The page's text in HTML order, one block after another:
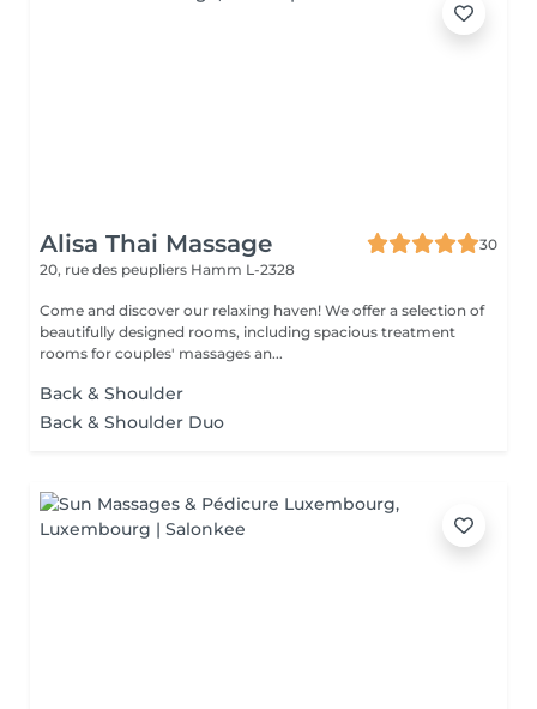
Alisa Thai Massage
30
20, rue des peupliers Hamm L-2328
Come and discover our relaxing haven! We offer a selection of
beautifully designed rooms, including spacious treatment
rooms for couples' massages an...
Back & Shoulder
Back & Shoulder Duo